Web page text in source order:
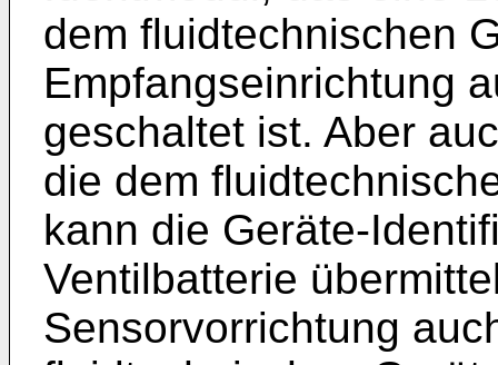
dem fluidtechnischen
Empfangseinrichtung
geschaltet ist. Aber
die dem
kann die Geräte-
Ventilbatterie
Sensorvorrichtung